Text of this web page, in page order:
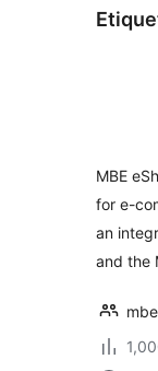
MBE
for e-
an
and the